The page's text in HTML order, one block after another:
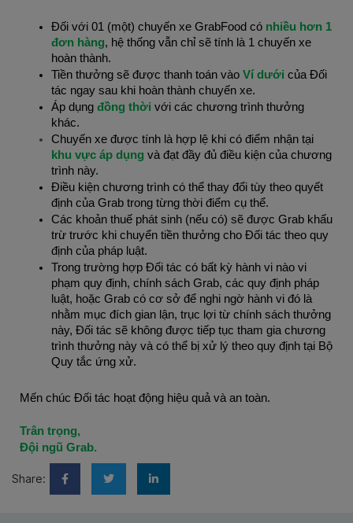
Đối với 01 (một) chuyến xe GrabFood có nhiều hơn 1
đơn hàng, hệ thống vẫn chỉ sẽ tính là 1 chuyến xe
hoàn thành.
Tiền thưởng sẽ được thanh toán vào Ví dưới của Đối
tác ngay sau khi hoàn thành chuyến xe.
Áp dụng đồng thời với các chương trình thưởng
khác.
Chuyến xe được tính là hợp lệ khi có điểm nhận tại
khu vực áp dụng và đạt đầy đủ điều kiện của chương
trình này.
Điều kiện chương trình có thể thay đổi tùy theo quyết
định của Grab trong từng thời điểm cụ thể.
Các khoản thuế phát sinh (nếu có) sẽ được Grab khấu
trừ trước khi chuyển tiền thưởng cho Đối tác theo quy
định của pháp luật.
Trong trường hợp Đối tác có bất kỳ hành vi nào vi
phạm quy định, chính sách Grab, các quy định pháp
luật, hoặc Grab có cơ sở để nghi ngờ hành vi đó là
nhằm mục đích gian lận, trục lợi từ chính sách thưởng
này, Đối tác sẽ không được tiếp tục tham gia chương
trình thưởng này và có thể bị xử lý theo quy định tại Bộ
Quy tắc ứng xử.
Mến chúc Đối tác hoạt động hiệu quả và an toàn.
Trân trọng,
Đội ngũ Grab.
Share: